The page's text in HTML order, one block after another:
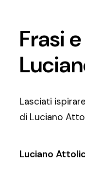
Frasi
Lasciati
di Luciano
Luciano